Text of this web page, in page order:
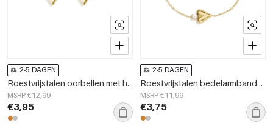
2-5 DAGEN
Roestvrijstalen oorbellen met hanger in hartvorm, eenvoudige dagelijkse serie, damessieraden
MSRP €12,99
€3,95
2-5 DAGEN
Roestvrijstalen bedelarmbanden met hartje, eenvoudige dagelijkse serie, dames sieraden
MSRP €11,99
€3,75